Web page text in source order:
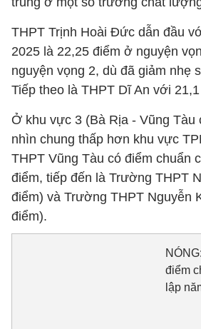
THPT Trịnh Hoài Đức dẫn đầu
2025 là 22,25 điểm ở nguyện
nguyện vọng 2, dù đã giảm nhẹ
Tiếp theo là THPT Dĩ An với
Ở khu vực 3 (Bà Rịa - Vũng Tàu
nhìn chung thấp hơn khu vực
THPT Vũng Tàu có điểm chuẩn
điểm, tiếp đến là Trường THPT
điểm) và Trường THPT Nguyễn
điểm).
điểm
lập